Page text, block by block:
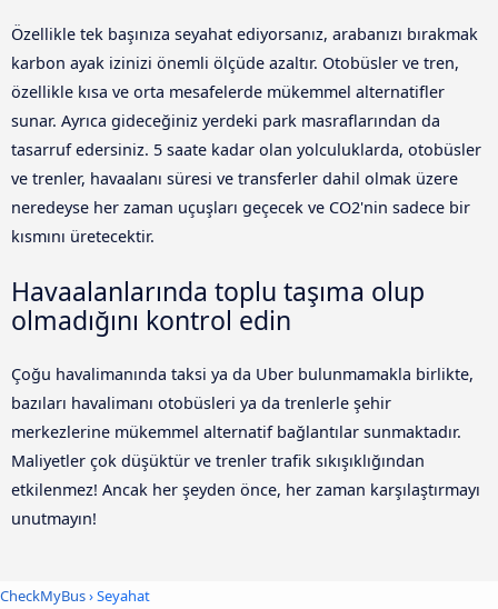
Özellikle tek başınıza seyahat ediyorsanız, arabanızı bırakmak
karbon ayak izinizi önemli ölçüde azaltır. Otobüsler ve tren,
özellikle kısa ve orta mesafelerde mükemmel alternatifler
sunar. Ayrıca gideceğiniz yerdeki park masraflarından da
tasarruf edersiniz. 5 saate kadar olan yolculuklarda, otobüsler
ve trenler, havaalanı süresi ve transferler dahil olmak üzere
neredeyse her zaman uçuşları geçecek ve CO2'nin sadece bir
kısmını üretecektir.
Havaalanlarında toplu taşıma olup
olmadığını kontrol edin
Çoğu havalimanında taksi ya da Uber bulunmamakla birlikte,
bazıları havalimanı otobüsleri ya da trenlerle şehir
merkezlerine mükemmel alternatif bağlantılar sunmaktadır.
Maliyetler çok düşüktür ve trenler trafik sıkışıklığından
etkilenmez! Ancak her şeyden önce, her zaman karşılaştırmayı
unutmayın!
CheckMyBus› Seyahat